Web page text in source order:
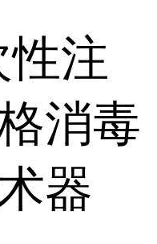
注
消毒
器